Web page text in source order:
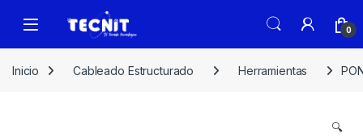
0
Inicio Cableado Estructurado Herramientas
🔍